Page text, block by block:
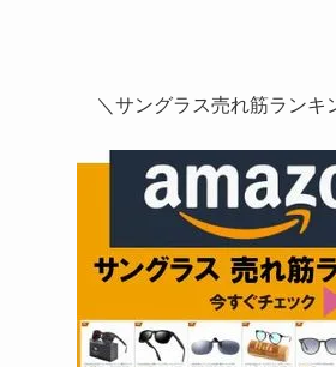
＼サングラス売れ筋ランキ